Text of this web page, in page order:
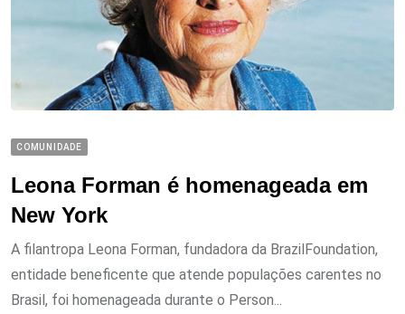
COMUNIDADE
Leona Forman é homenageada em
New York
A filantropa Leona Forman, fundadora da BrazilFoundation,
entidade beneficente que atende populações carentes no
Brasil, foi homenageada durante o Person...